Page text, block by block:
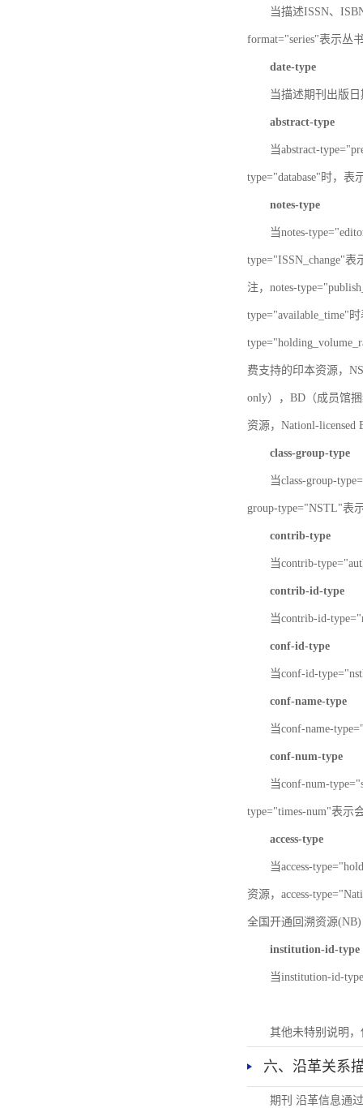
当描述ISSN、
format="series"表示丛
date-type
当描述期刊出版日
abstract-type
当abstract-
type="database"时，表
notes-type
当notes-
type="ISSN_change"
注，notes-
type="available_time"
费支持的印本资源，
only），BD（成员馆
资源，Nationl-licensed
class-group-type
当class-group-
group-type="NSTL"表
contrib-type
当contrib-
contrib-id-type
当contrib-id-
conf-id-type
当conf-id-
conf-name-type
当conf-name-
conf-num-type
当conf-num-
type="times-num"表示
access-type
当access-
资源，access-
全国开通回溯资源(NB)
institution-id-type
当institution-id-
其他未特别说明
六、沿革关系
期刊 沿革信息通